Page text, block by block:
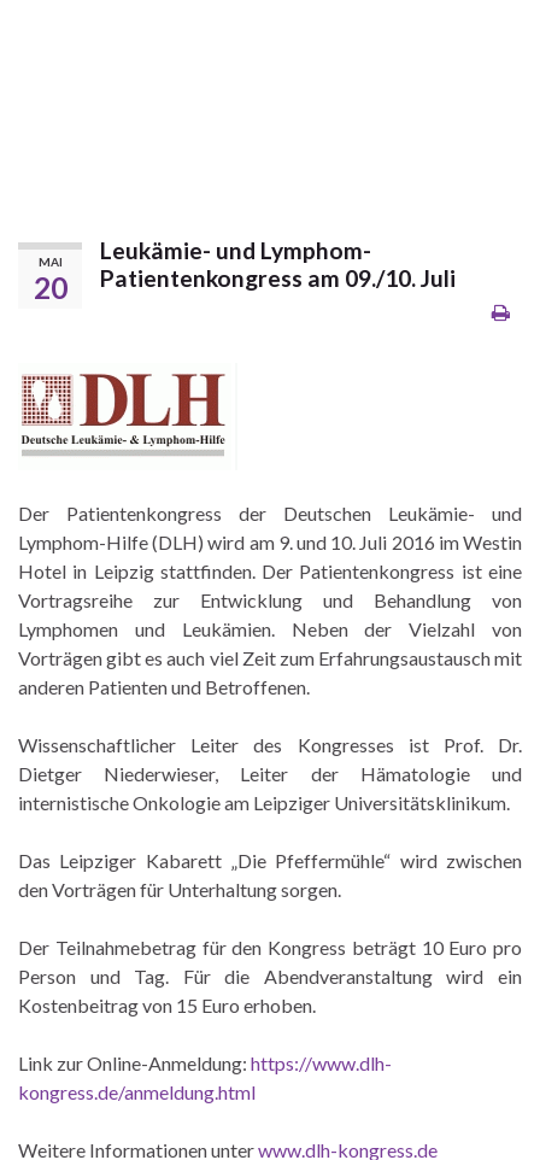
MAI
20
Leukämie- und Lymphom-
Patientenkongress am 09./10. Juli
Der Patientenkongress der Deutschen Leukämie- und
Lymphom-Hilfe (DLH) wird am 9. und 10. Juli 2016 im Westin
Hotel in Leipzig stattfinden. Der Patientenkongress ist eine
Vortragsreihe zur Entwicklung und Behandlung von
Lymphomen und Leukämien. Neben der Vielzahl von
Vorträgen gibt es auch viel Zeit zum Erfahrungsaustausch mit
anderen Patienten und Betroffenen.
Wissenschaftlicher Leiter des Kongresses ist Prof. Dr.
Dietger Niederwieser, Leiter der Hämatologie und
internistische Onkologie am Leipziger Universitätsklinikum.
Das Leipziger Kabarett „Die Pfeffermühle“ wird zwischen
den Vorträgen für Unterhaltung sorgen.
Der Teilnahmebetrag für den Kongress beträgt 10 Euro pro
Person und Tag. Für die Abendveranstaltung wird ein
Kostenbeitrag von 15 Euro erhoben.
Link zur Online-Anmeldung: https://www.dlh-
kongress.de/anmeldung.html
Weitere Informationen unterwww.dlh-kongress.de